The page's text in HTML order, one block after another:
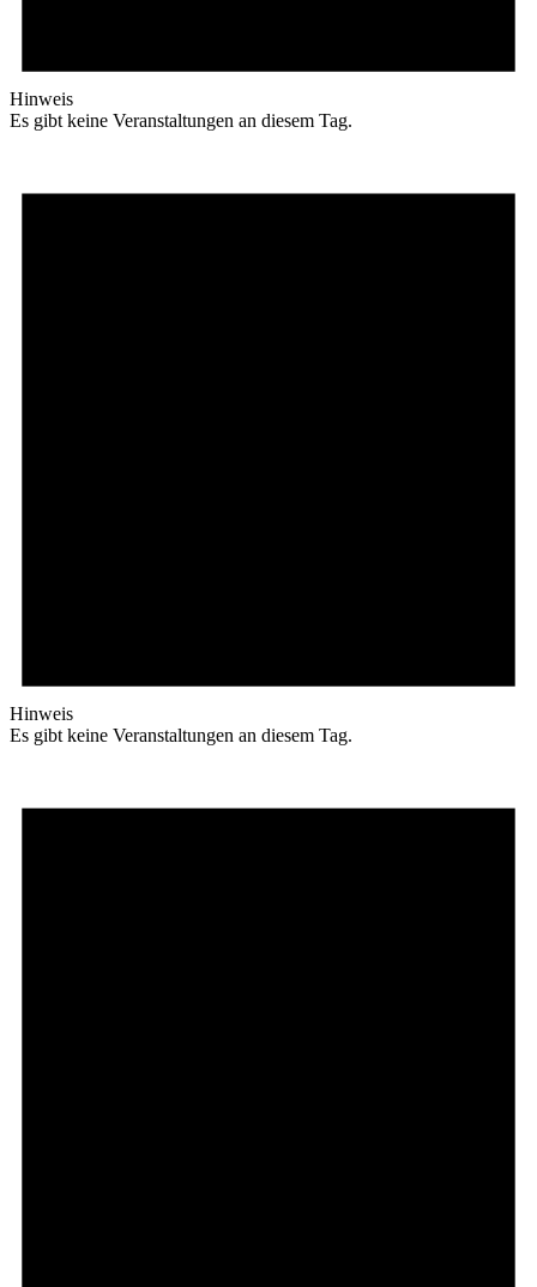
Hinweis
Es gibt keine Veranstaltungen an diesem Tag.
Hinweis
Es gibt keine Veranstaltungen an diesem Tag.